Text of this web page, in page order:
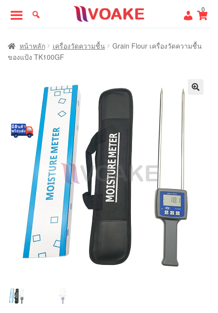
to
navigation
to
content
0
หน้าแรก
หน้าหลัก เครื่องวัดความชื้น
Grain Flour เครื่องวัดความชื้น
ของแป้ง TK100GF